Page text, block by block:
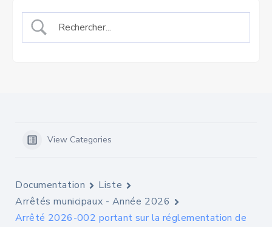
View Categories
Documentation
Liste
Arrêtés municipaux - Année 2026
Arrêté 2026-002 portant sur la réglementation de